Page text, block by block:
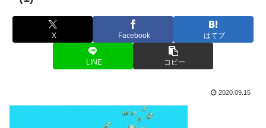
X Facebook はてブ
LINE コピー
2020.09.15